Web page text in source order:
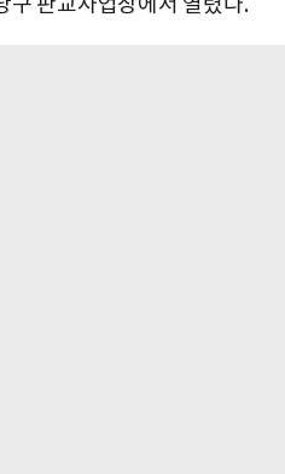
구 판교사업장에서 열렸다.